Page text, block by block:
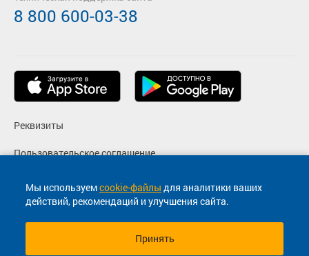
Мы используемcookie-файлы для аналитики ваших
действий, рекомендаций и улучшения сайта.
Принять
Реквизиты
Пользовательское соглашение
Политика конфиденциальности
Согласие на маркетинговые сообщения
8 800 600-03-38
© 2013-2026, ООО "Капитал"- Онлайн сервис продажи